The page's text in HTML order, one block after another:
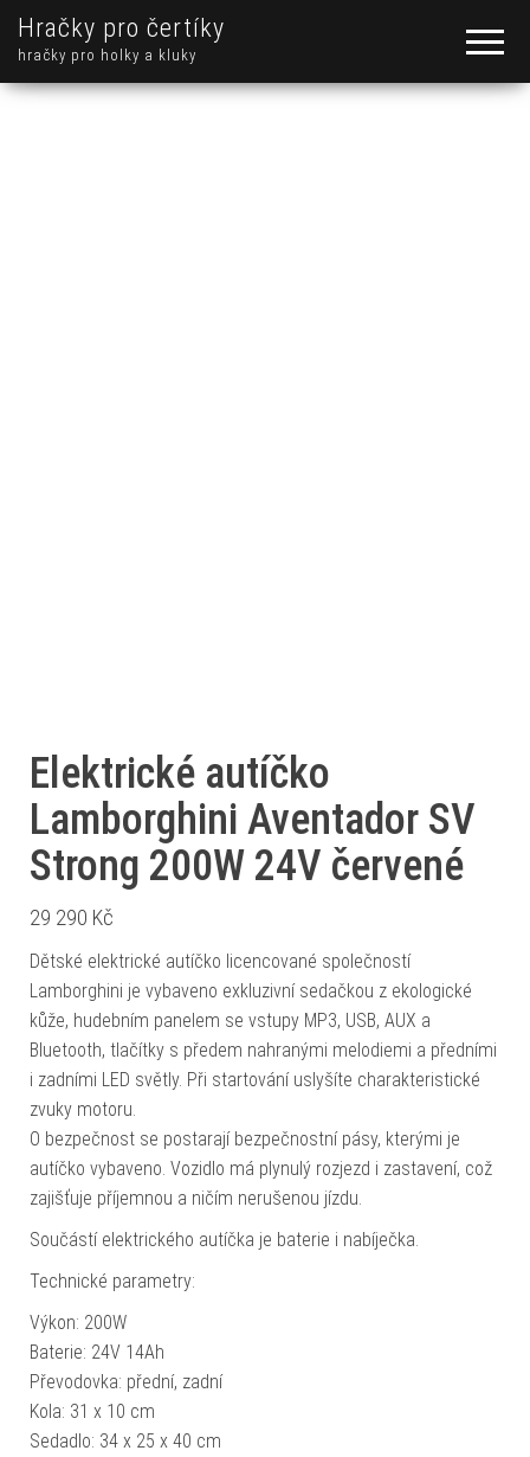
Hračky pro čertíky
hračky pro holky a kluky
Elektrické autíčko
Lamborghini Aventador SV
Strong 200W 24V červené
29 290 Kč
Dětské elektrické autíčko licencované společností
Lamborghini je vybaveno exkluzivní sedačkou z ekologické
kůže, hudebním panelem se vstupy MP3, USB, AUX a
Bluetooth, tlačítky s předem nahranými melodiemi a předními
i zadními LED světly. Při startování uslyšíte charakteristické
zvuky motoru.
O bezpečnost se postarají bezpečnostní pásy, kterými je
autíčko vybaveno. Vozidlo má plynulý rozjezd i zastavení, což
zajišťuje příjemnou a ničím nerušenou jízdu.
Součástí elektrického autíčka je baterie i nabíječka.
Technické parametry:
Výkon: 200W
Baterie: 24V 14Ah
Převodovka: přední, zadní
Kola: 31 x 10 cm
Sedadlo: 34 x 25 x 40 cm